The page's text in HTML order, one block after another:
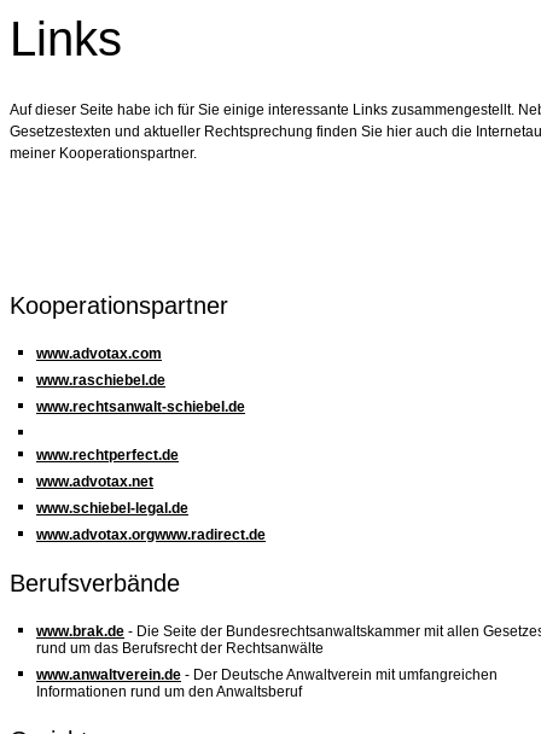
Links
Auf dieser Seite habe ich für Sie einige interessante Links zusammengestellt.
Gesetzestexten und aktueller Rechtsprechung finden Sie hier auch die
meiner Kooperationspartner.
Kooperationspartner
www.advotax.com
www.raschiebel.de
www.rechtsanwalt-schiebel.de
www.rechtperfect.de
www.advotax.net
www.schiebel-legal.de
www.advotax.orgwww.radirect.de
Berufsverbände
www.brak.de - Die Seite der Bundesrechtsanwaltskammer mit allen
rund um das Berufsrecht der Rechtsanwälte
www.anwaltverein.de - Der Deutsche Anwaltverein mit umfangreichen
Informationen rund um den Anwaltsberuf